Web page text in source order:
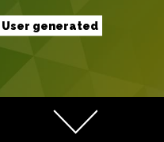
User generated